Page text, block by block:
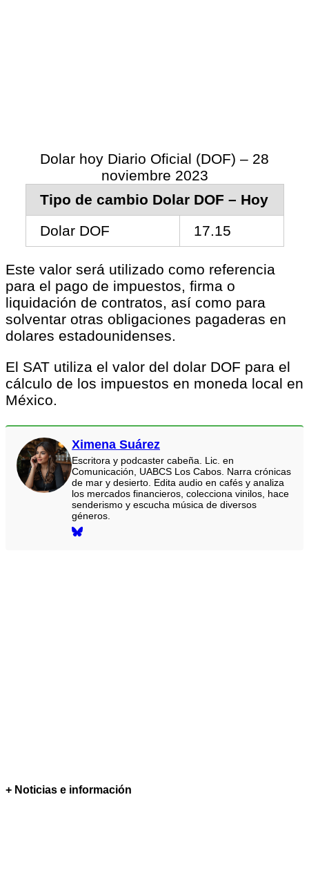
Dolar hoy Diario Oficial (DOF) – 28
noviembre 2023
Tipo de cambio Dolar DOF – Hoy
Dolar DOF
17.15
Este valor será utilizado como referencia
para el pago de impuestos, firma o
liquidación de contratos, así como para
solventar otras obligaciones pagaderas en
dolares estadounidenses.
El SAT utiliza el valor del dolar DOF para el
cálculo de los impuestos en moneda local en
México.
Ximena Suárez
Escritora y podcaster cabeña. Lic. en
Comunicación, UABCS Los Cabos. Narra crónicas
de mar y desierto. Edita audio en cafés y analiza
los mercados financieros, colecciona vinilos, hace
senderismo y escucha música de diversos
géneros.
+ Noticias e información